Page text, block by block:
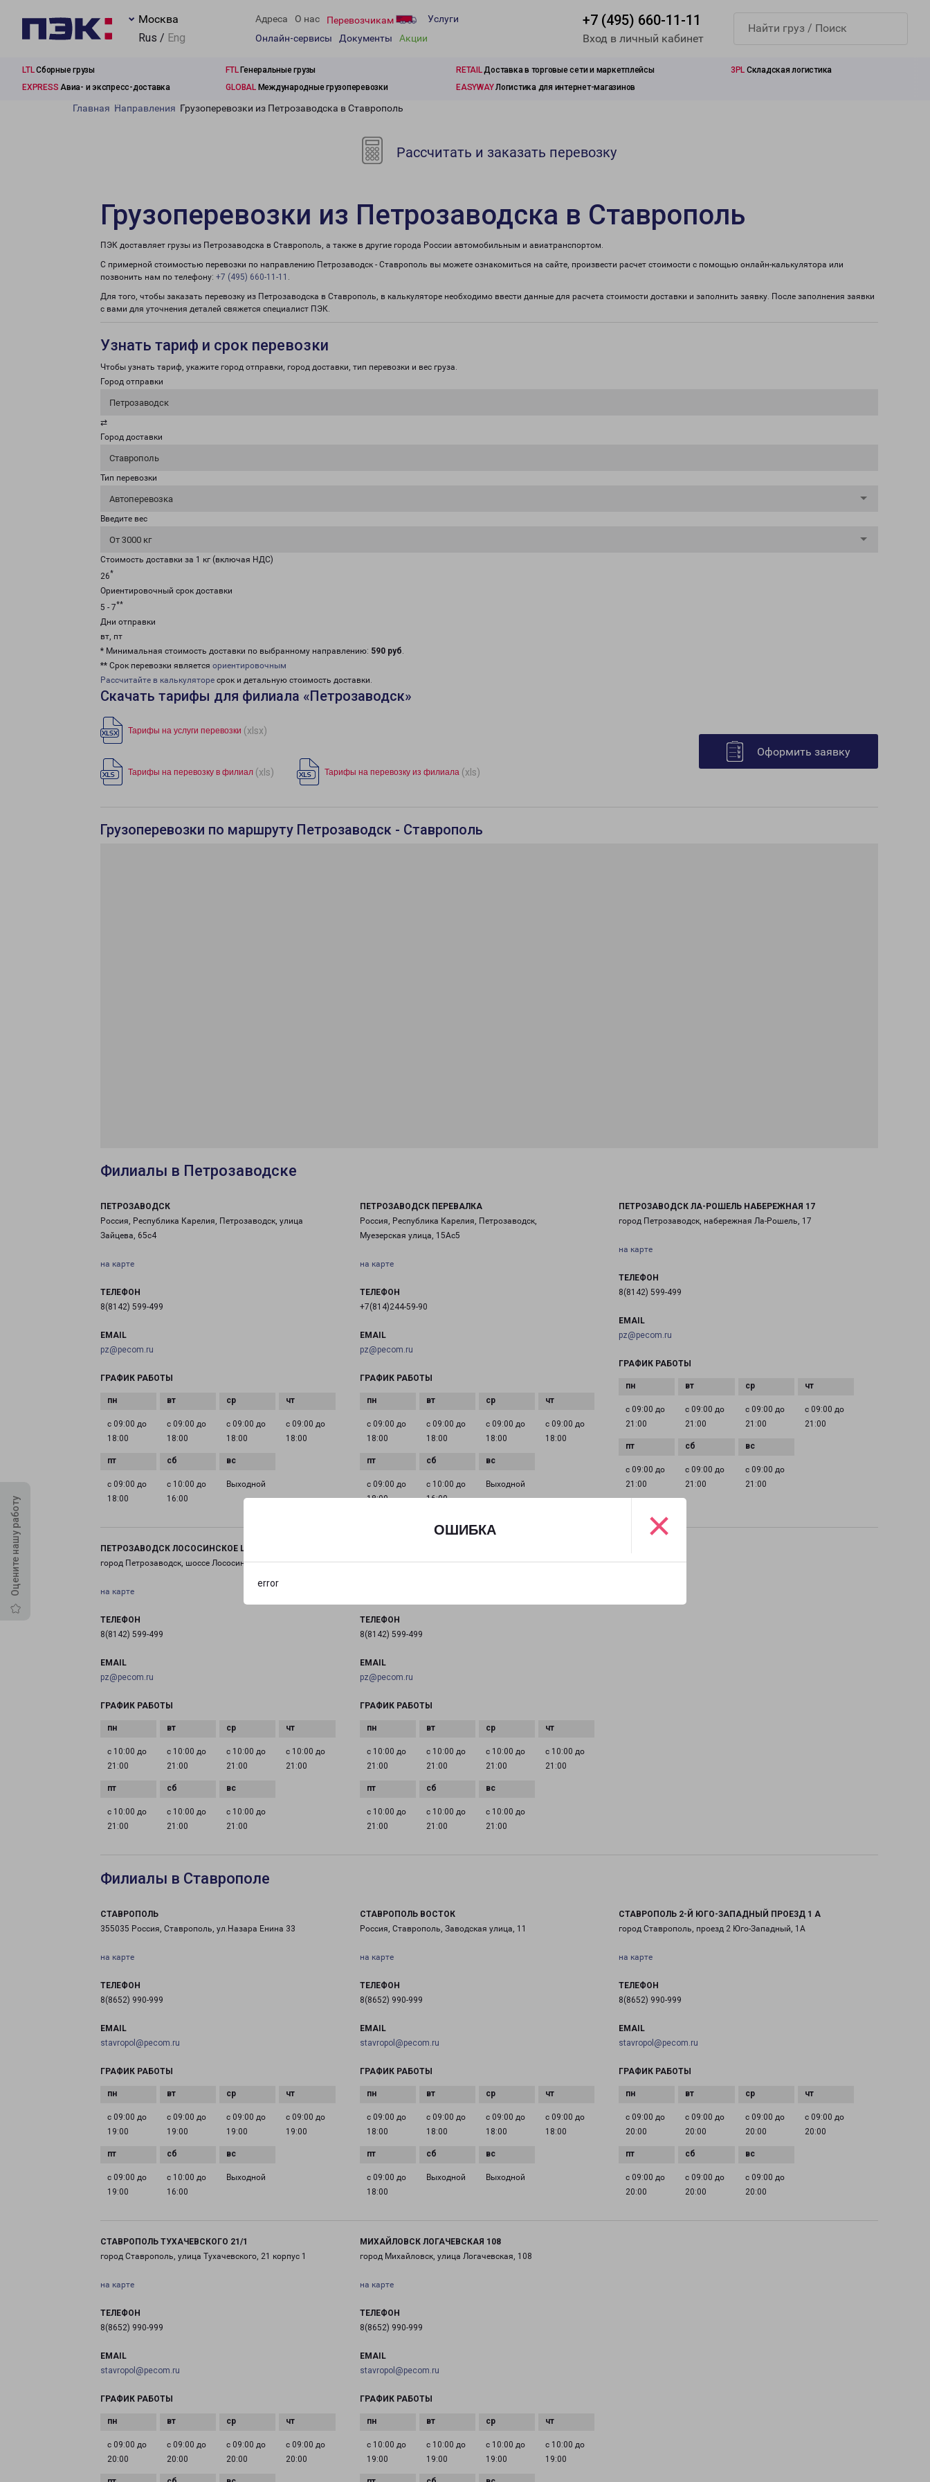
ОШИБКА
error
×
Москва
Rus / Eng
Адреса О нас Перевозчикам
Услуги
Онлайн-сервисы
Документы Акции
+7 (495) 660-11-11
Вход в личный кабинет
LTLСборные грузы FTLГенеральные грузы RETAILДоставка в торговые сети и маркетплейсы 3PL Складская логистика
EXPRESS Авиа- и экспресс-доставка GLOBALМеждународные грузоперевозки EASYWAYЛогистика для интернет-магазинов
Оцените нашу работу
Главная Направления Грузоперевозки из Петрозаводска в Ставрополь
Рассчитать и заказать перевозку
Грузоперевозки из Петрозаводска в Ставрополь
ПЭК доставляет грузы из Петрозаводска в Ставрополь, а также в другие города России автомобильным и авиатранспортом.
С примерной стоимостью перевозки по направлению Петрозаводск - Ставрополь вы можете ознакомиться на сайте, произвести расчет стоимости с помощью онлайн-калькулятора или
позвонить нам по телефону: +7 (495) 660-11-11 .
Для того, чтобы заказать перевозку из Петрозаводска в Ставрополь, в калькуляторе необходимо ввести данные для расчета стоимости доставки и заполнить заявку. После заполнения заявки
с вами для уточнения деталей свяжется специалист ПЭК.
Узнать тариф и срок перевозки
Чтобы узнать тариф, укажите город отправки, город доставки, тип перевозки и вес груза.
Город отправки
Петрозаводск
⇄
Город доставки
Ставрополь
Тип перевозки
Автоперевозка
Введите вес
От 3000 кг
Стоимость доставки за 1 кг (включая НДС)
26*
Ориентировочный срок доставки
5 - 7**
Дни отправки
вт, пт
* Минимальная стоимость доставки по выбранному направлению: 590 руб.
** Срок перевозки является ориентировочным
Рассчитайте в калькуляторе срок и детальную стоимость доставки.
Скачать тарифы для филиала «Петрозаводск»
Тарифы на услуги перевозки (xlsx)
Тарифы на перевозку в филиал (xls) Тарифы на перевозку из филиала (xls)
Оформить заявку
Грузоперевозки по маршруту Петрозаводск - Ставрополь
Филиалы в Петрозаводске
ПЕТРОЗАВОДСК
Россия, Республика Карелия, Петрозаводск, улица
Зайцева, 65с4
на карте
ТЕЛЕФОН
8(8142) 599-499
EMAIL
pz@pecom.ru
ГРАФИК РАБОТЫ
с 09:00 до
18:00
с 09:00 до
18:00
с 09:00 до
18:00
с 09:00 до
18:00
с 09:00 до
18:00
с 10:00 до
16:00
Выходной
ПЕТРОЗАВОДСК ПЕРЕВАЛКА
Россия, Республика Карелия, Петрозаводск,
Муезерская улица, 15Ас5
на карте
ТЕЛЕФОН
+7(814)244-59-90
EMAIL
pz@pecom.ru
ГРАФИК РАБОТЫ
с 09:00 до
18:00
с 09:00 до
18:00
с 09:00 до
18:00
с 09:00 до
18:00
с 09:00 до
18:00
с 10:00 до
16:00
Выходной
ПЕТРОЗАВОДСК ЛА-РОШЕЛЬ НАБЕРЕЖНАЯ 17
город Петрозаводск, набережная Ла-Рошель, 17
на карте
ТЕЛЕФОН
8(8142) 599-499
EMAIL
pz@pecom.ru
ГРАФИК РАБОТЫ
с 09:00 до
21:00
с 09:00 до
21:00
с 09:00 до
21:00
с 09:00 до
21:00
с 09:00 до
21:00
с 09:00 до
21:00
с 09:00 до
21:00
ПЕТРОЗАВОДСК ЛОСОСИНСКОЕ ШОССЕ 26
город Петрозаводск, шоссе Лососинское, 26
на карте
ТЕЛЕФОН
8(8142) 599-499
EMAIL
pz@pecom.ru
ГРАФИК РАБОТЫ
с 10:00 до
21:00
с 10:00 до
21:00
с 10:00 до
21:00
с 10:00 до
21:00
с 10:00 до
21:00
с 10:00 до
21:00
с 10:00 до
21:00
город Петрозаводск, улица Анохина, 41
ТЕЛЕФОН
8(8142) 599-499
EMAIL
pz@pecom.ru
ГРАФИК РАБОТЫ
с 10:00 до
21:00
с 10:00 до
21:00
с 10:00 до
21:00
с 10:00 до
21:00
с 10:00 до
21:00
с 10:00 до
21:00
с 10:00 до
21:00
Филиалы в Ставрополе
СТАВРОПОЛЬ
355035 Россия, Ставрополь, ул.Назара Енина 33
на карте
ТЕЛЕФОН
8(8652) 990-999
EMAIL
stavropol@pecom.ru
ГРАФИК РАБОТЫ
с 09:00 до
19:00
с 09:00 до
19:00
с 09:00 до
19:00
с 09:00 до
19:00
с 09:00 до
19:00
с 10:00 до
16:00
Выходной
СТАВРОПОЛЬ ВОСТОК
Россия, Ставрополь, Заводская улица, 11
на карте
ТЕЛЕФОН
8(8652) 990-999
EMAIL
stavropol@pecom.ru
ГРАФИК РАБОТЫ
с 09:00 до
18:00
с 09:00 до
18:00
с 09:00 до
18:00
с 09:00 до
18:00
с 09:00 до
18:00
Выходной Выходной
СТАВРОПОЛЬ 2-Й ЮГО-ЗАПАДНЫЙ ПРОЕЗД 1 А
город Ставрополь, проезд 2 Юго-Западный, 1А
на карте
ТЕЛЕФОН
8(8652) 990-999
EMAIL
stavropol@pecom.ru
ГРАФИК РАБОТЫ
с 09:00 до
20:00
с 09:00 до
20:00
с 09:00 до
20:00
с 09:00 до
20:00
с 09:00 до
20:00
с 09:00 до
20:00
с 09:00 до
20:00
СТАВРОПОЛЬ ТУХАЧЕВСКОГО 21/1
город Ставрополь, улица Тухачевского, 21 корпус 1
на карте
ТЕЛЕФОН
8(8652) 990-999
EMAIL
stavropol@pecom.ru
ГРАФИК РАБОТЫ
с 09:00 до
20:00
с 09:00 до
20:00
с 09:00 до
20:00
с 09:00 до
20:00
МИХАЙЛОВСК ЛОГАЧЕВСКАЯ 108
город Михайловск, улица Логачевская, 108
на карте
ТЕЛЕФОН
8(8652) 990-999
EMAIL
stavropol@pecom.ru
ГРАФИК РАБОТЫ
с 10:00 до
19:00
с 10:00 до
19:00
с 10:00 до
19:00
с 10:00 до
19:00